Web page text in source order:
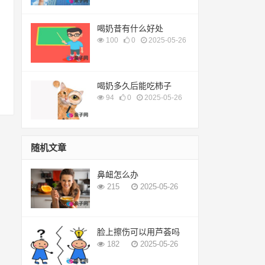
喝奶昔有什么好处
100 0 2025-05-26
喝奶多久后能吃柿子
94 0 2025-05-26
随机文章
鼻衄怎么办
215 2025-05-26
脸上擦伤可以用芦荟吗
182 2025-05-26